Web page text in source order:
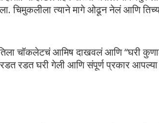
चिमुकलीला त्याने मागे ओढून नेलं आणि
चॉकलेटचं आमिष दाखवलं आणि “घरी
रडत घरी गेली आणि संपूर्ण प्रकार